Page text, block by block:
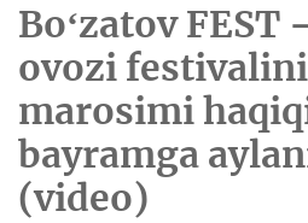
Boʻzatov
ovozi
marosimi
bayramga
(video)